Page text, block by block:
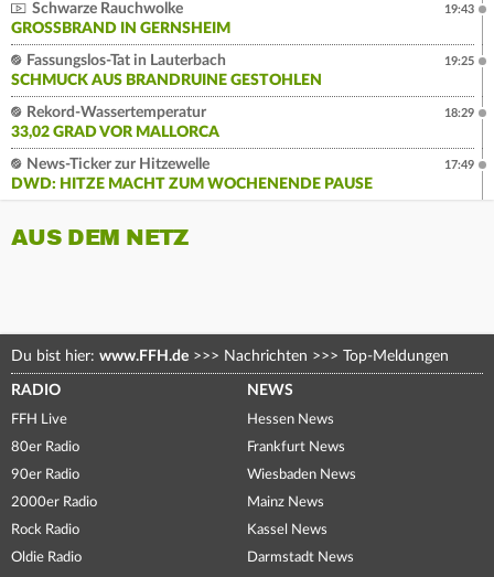
Schwarze Rauchwolke
GROSSBRAND IN GERNSHEIM
19:43
Fassungslos-Tat in Lauterbach
SCHMUCK AUS BRANDRUINE GESTOHLEN
19:25
Rekord-Wassertemperatur
33,02 GRAD VOR MALLORCA
18:29
News-Ticker zur Hitzewelle
DWD: HITZE MACHT ZUM WOCHENENDE PAUSE
17:49
AUS DEM NETZ
Du bist hier: www.FFH.de >>> Nachrichten >>> Top-Meldungen
RADIO
FFH Live
80er Radio
90er Radio
2000er Radio
Rock Radio
Oldie Radio
NEWS
Hessen News
Frankfurt News
Wiesbaden News
Mainz News
Kassel News
Darmstadt News